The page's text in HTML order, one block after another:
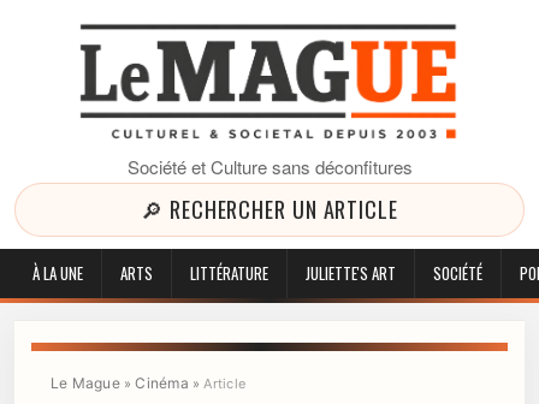
Société et Culture sans déconfitures
🔎 RECHERCHER UN ARTICLE
À LA UNE ARTS LITTÉRATURE JULIETTE'S ART SOCIÉTÉ
Le Mague»Cinéma »Article